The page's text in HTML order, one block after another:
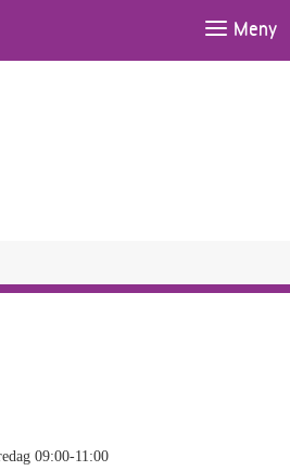
Meny
09:00-11:00